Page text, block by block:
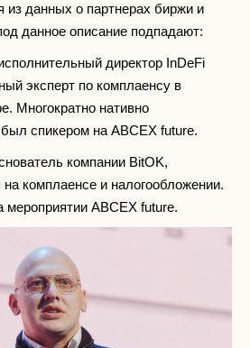
из данных о партнерах биржи и
данное описание подпадают:
директор InDeFi
эксперт по комплаенсу в
Многократно нативно
спикером на ABCEX future.
компании BitOK,
комплаенсе и налогообложении.
ABCEX future.